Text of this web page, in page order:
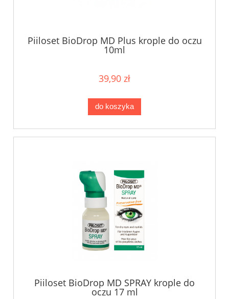
Piiloset BioDrop MD Plus krople do oczu
10ml
39,90 zł
do koszyka
Piiloset BioDrop MD SPRAY krople do
oczu 17 ml